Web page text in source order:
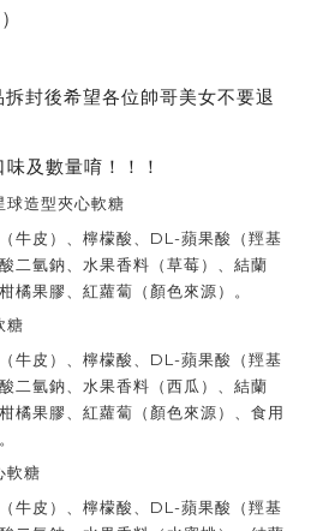
封後希望各位帥哥美女不要退
及數量唷！！！
造型夾心軟糖
牛皮）、檸檬酸、DL-蘋果酸（羥基
二氫鈉、水果香料（草莓）、結蘭
橘果膠、紅蘿蔔（顏色來源）。
糖
牛皮）、檸檬酸、DL-蘋果酸（羥基
二氫鈉、水果香料（西瓜）、結蘭
橘果膠、紅蘿蔔（顏色來源）、食用
軟糖
牛皮）、檸檬酸、DL-蘋果酸（羥基